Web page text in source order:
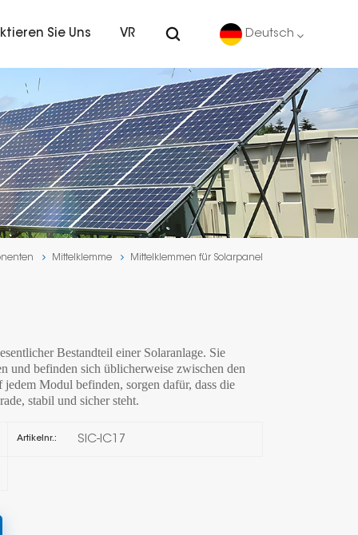
Sie Uns VR Deutsch
English
Deutsch
español
português
Mittelklemme Mittelklemmen für Solarpanel
Bestandteil einer Solaranlage. Sie
und befinden sich üblicherweise zwischen den
Modul befinden, sorgen dafür, dass die
stabil und sicher steht.
Artikelnr.: SIC-IC17